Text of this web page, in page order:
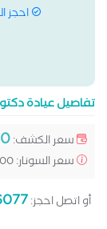
احجز
تفاصيل عيادة
سعر الكشف:
سعر السونار: 400 جنيه
أو اتصل احجز: